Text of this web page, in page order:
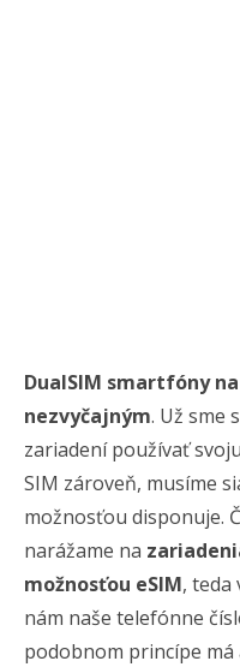
DualSIM smartfóny
nezvyčajným. Už sme
zariadení používať
SIM zároveň, musíme
možnosťou disponuje.
narážame na
možnosťou eSIM,
nám naše telefónne
podobnom princípe